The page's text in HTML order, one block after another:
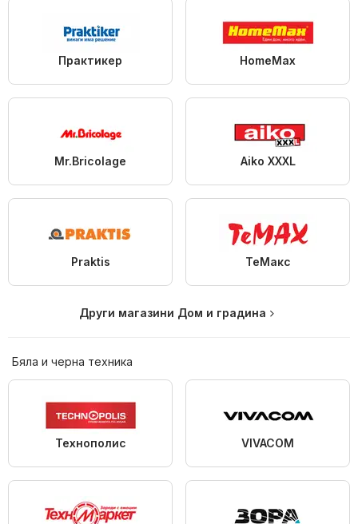
Практикер HomeMax
Mr.Bricolage Aiko XXXL
Praktis ТеMакс
Други магазини Дом и градина
Бяла и черна техника
Технополис VIVACOM